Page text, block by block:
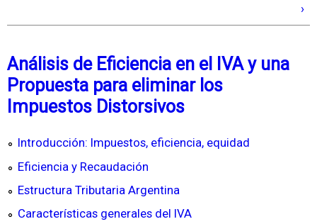
›
Análisis de Eficiencia en el IVA y una
Propuesta para eliminar los
Impuestos Distorsivos
Introducción: Impuestos, eficiencia, equidad
Eficiencia y Recaudación
Estructura Tributaria Argentina
Características generales del IVA